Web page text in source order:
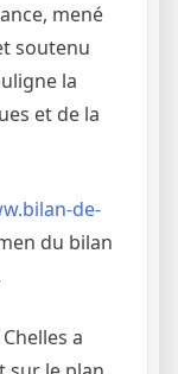
mené
soutenu
la
et de la
de-
du bilan
a